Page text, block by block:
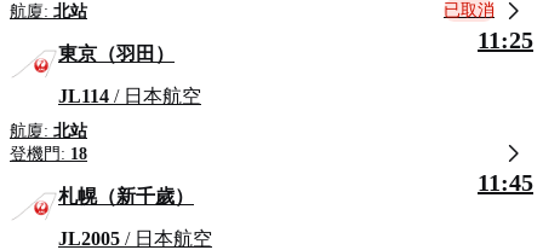
航廈: 北站 已取消
東京（羽田）
JL114 / 日本航空
航廈: 北站
登機門: 18
11:25
札幌（新千歲）
JL2005 / 日本航空
11:45